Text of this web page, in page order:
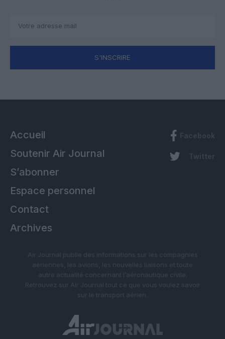
S'INSCRIRE
Accueil
Soutenir Air Journal
S’abonner
Espace personnel
Contact
Archives